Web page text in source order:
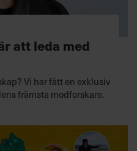
att leda med
Vi har fått en exklusiv
främsta modforskare.